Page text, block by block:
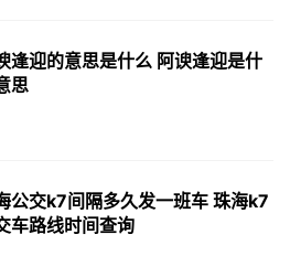
逢迎的意思是什么 阿谀逢迎是什
思
公交k7间隔多久发一班车 珠海k7
车路线时间查询